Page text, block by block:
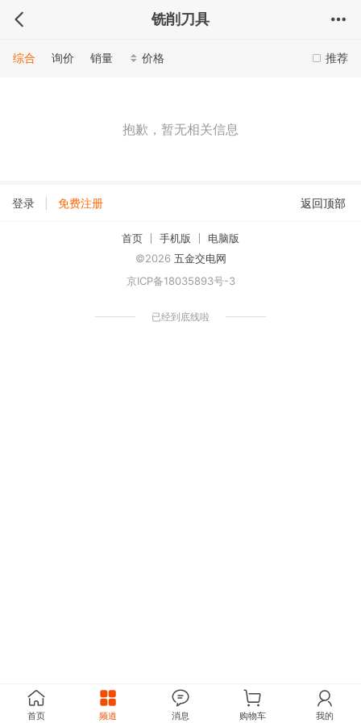
铣削刀具
推荐
综合 询价 销量 价格
抱歉，暂无相关信息
登录 免费注册 返回顶部
首页 手机版
电脑版
©2026 五金交电网
京ICP备18035893号-3
已经到底线啦
首页 频道 消息 购物车 我的